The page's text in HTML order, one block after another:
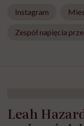
Instagram
Zespół napięcia
Leah